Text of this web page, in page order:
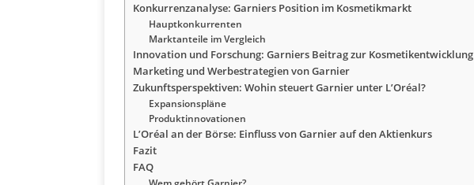
Konkurrenzanalyse: Garniers Position im Kosmetikmarkt
Hauptkonkurrenten
Marktanteile im Vergleich
Innovation und Forschung: Garniers Beitrag zur Kosmetikentwicklung
Marketing und Werbestrategien von Garnier
Zukunftsperspektiven: Wohin steuert Garnier unter L’Oréal?
Expansionspläne
Produktinnovationen
L’Oréal an der Börse: Einfluss von Garnier auf den Aktienkurs
Fazit
FAQ